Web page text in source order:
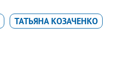
ТАТЬЯНА КОЗАЧЕНКО